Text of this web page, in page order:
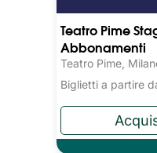
Teatro Pime
Abbonamenti
Teatro Pime,
Biglietti a partire